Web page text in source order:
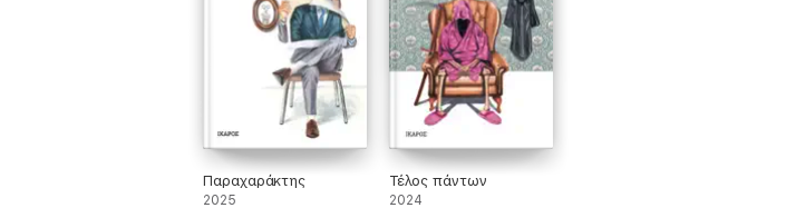
Παραχαράκτης
2025
Τέλος πάντων
2024